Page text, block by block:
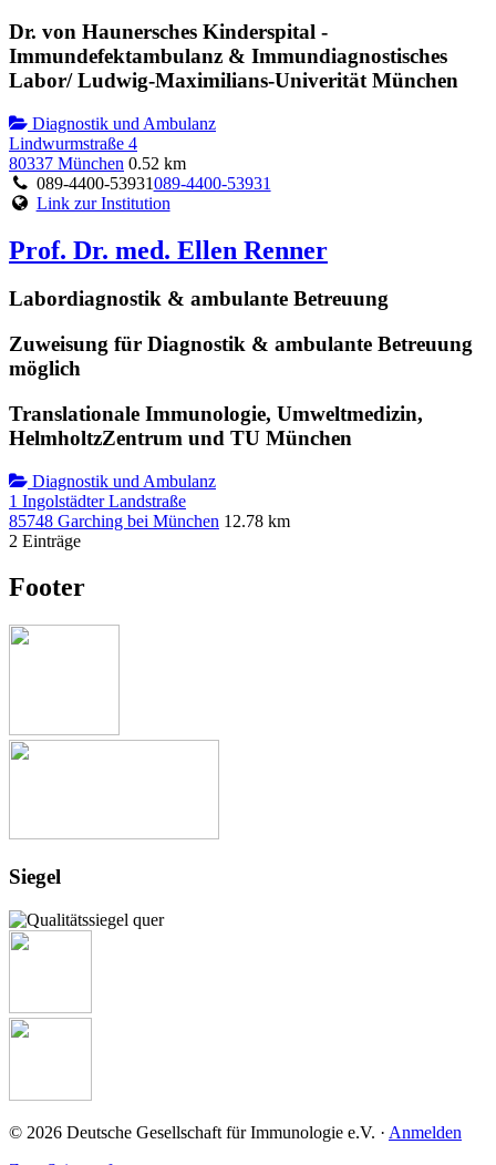
Dr. von Haunersches Kinderspital -
Immundefektambulanz & Immundiagnostisches
Labor/ Ludwig-Maximilians-Univerität München
Diagnostik und Ambulanz
Lindwurmstraße 4
80337 München 0.52 km
089-4400-53931089-4400-53931
Link zur Institution
Prof. Dr. med. Ellen Renner
Labordiagnostik & ambulante Betreuung
Zuweisung für Diagnostik & ambulante Betreuung
möglich
Translationale Immunologie, Umweltmedizin,
HelmholtzZentrum und TU München
Diagnostik und Ambulanz
1 Ingolstädter Landstraße
85748 Garching bei München 12.78 km
2 Einträge
Footer
Siegel
© 2026 Deutsche Gesellschaft für Immunologie e.V. · Anmelden